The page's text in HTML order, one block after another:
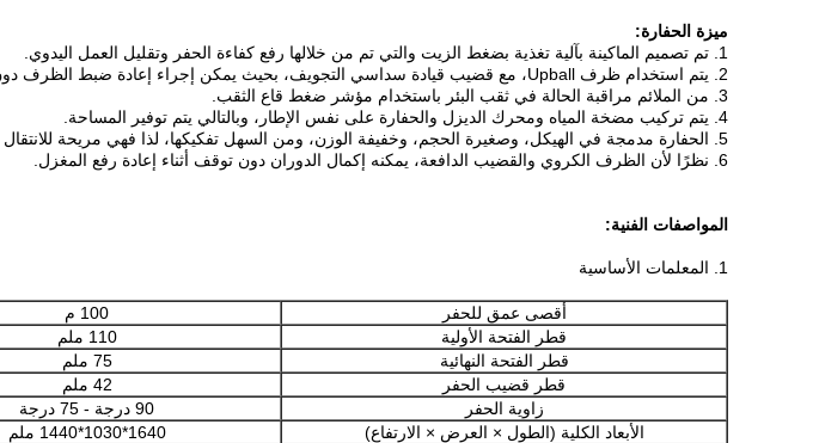
ميزة الحفارة:
1. تم تصميم الماكينة بآلية تغذية بضغط الزيت والتي تم من خلالها رفع كفاءة الحفر وتقليل العمل اليدوي.
2. يتم استخدام ظرف Upball، مع قضيب قيادة سداسي التجويف، بحيث يمكن إجراء إعادة ضبط الظرف دون توقف. لذلك يتم تحقيق كفاءة عمل عالية وتشغيل مريح وآمن وموثوق.
3. من الملائم مراقبة الحالة في ثقب البئر باستخدام مؤشر ضغط قاع الثقب.
4. يتم تركيب مضخة المياه ومحرك الديزل والحفارة على نفس الإطار، وبالتالي يتم توفير المساحة.
5. الحفارة مدمجة في الهيكل، وصغيرة الحجم، وخفيفة الوزن، ومن السهل تفكيكها، لذا فهي مريحة للانتقال من مكان إلى آخر ومناسبة للتطبيق في المناطق السهلية أو الجبلية.
6. نظرًا لأن الظرف الكروي والقضيب الدافعة، يمكنه إكمال الدوران دون توقف أثناء إعادة رفع المغزل.
المواصفات الفنية:
1. المعلمات الأساسية
أقصى عمق للحفر
100 م
قطر الفتحة الأولية
110 ملم
قطر الفتحة النهائية
75 ملم
قطر قضيب الحفر
42 ملم
زاوية الحفر
90 درجة - 75 درجة
الأبعاد الكلية (الطول × العرض × الارتفاع)
1640*1030*1440 ملم